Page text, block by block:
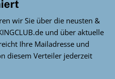
wir Sie über die neusten &
und über aktuelle
Ihre Mailadresse und
diesem Verteiler jederzeit